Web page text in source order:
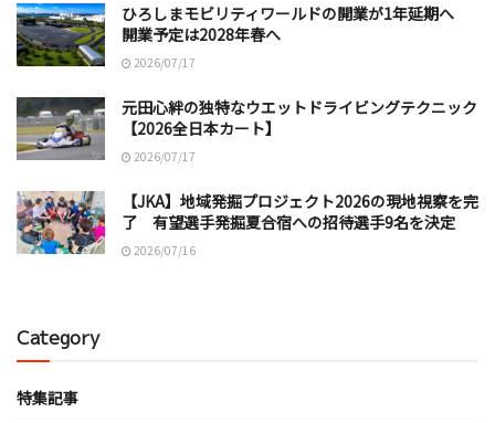
ひろしまモビリティワールドの開業が1年延期へ
開業予定は2028年春へ
2026/07/17
元田心絆の独特なウエットドライビングテクニック
【2026全日本カート】
2026/07/17
【JKA】地域発掘プロジェクト2026の現地視察を完
了 有望選手発掘夏合宿への招待選手9名を決定
2026/07/16
Category
特集記事